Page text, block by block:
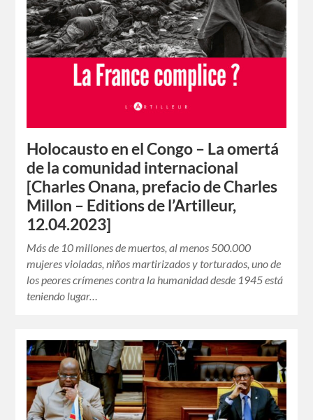
Holocausto en el Congo – La omertá
de la comunidad internacional
[Charles Onana, prefacio de Charles
Millon – Editions de l’Artilleur,
12.04.2023]
Más de 10 millones de muertos, al menos 500.000
mujeres violadas, niños martirizados y torturados, uno de
los peores crímenes contra la humanidad desde 1945 está
teniendo lugar…